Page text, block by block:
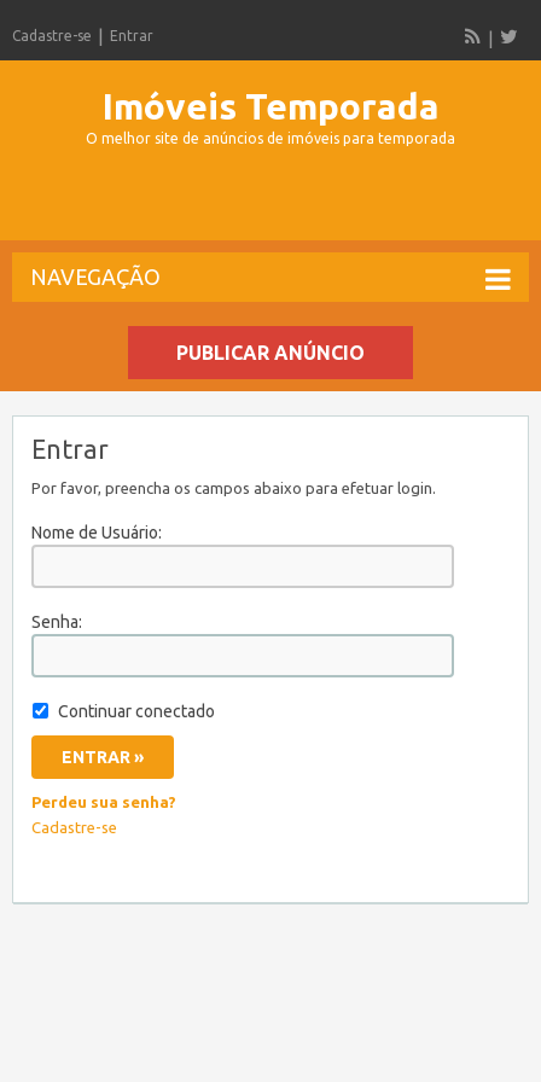
Cadastre-se Entrar
Imóveis Temporada
O melhor site de anúncios de imóveis para temporada
NAVEGAÇÃO
PUBLICAR ANÚNCIO
Entrar
Por favor, preencha os campos abaixo para efetuar login.
Nome de Usuário:
Senha:
Continuar conectado
Perdeu sua senha?
Cadastre-se